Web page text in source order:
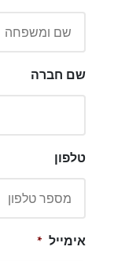
שם חברה
טלפון
אימייל *